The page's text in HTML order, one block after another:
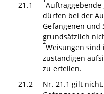
21.1
Auftraggebende
dürfen bei der
Gefangenen und
grundsätzlich
2
Weisungen
zuständigen
zu erteilen.
21.2
Nr. 21.1 gilt